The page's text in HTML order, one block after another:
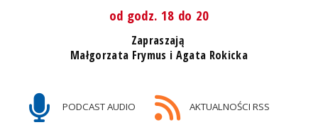
od godz. 18 do 20
Zapraszają
Małgorzata Frymus i Agata Rokicka
PODCAST AUDIO AKTUALNOŚCI RSS